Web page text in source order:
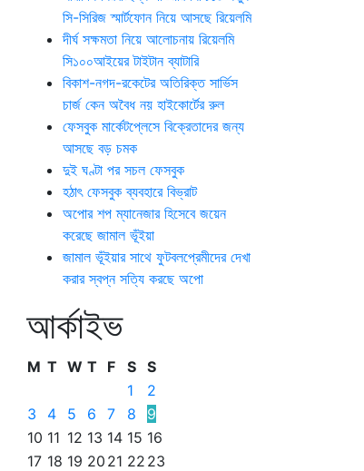
সি-সিরিজ স্মার্টফোন নিয়ে আসছে রিয়েলমি
দীর্ঘ সক্ষমতা নিয়ে আলোচনায় রিয়েলমি
সি১০০আইয়ের টাইটান ব্যাটারি
বিকাশ-নগদ-রকেটের অতিরিক্ত সার্ভিস
চার্জ কেন অবৈধ নয় হাইকোর্টের রুল
ফেসবুক মার্কেটপ্লেসে বিক্রেতাদের জন্য
আসছে বড় চমক
দুই ঘণ্টা পর সচল ফেসবুক
হঠাৎ ফেসবুক ব্যবহারে বিভ্রাট
অপোর শপ ম্যানেজার হিসেবে জয়েন
করেছে জামাল ভূঁইয়া
জামাল ভূঁইয়ার সাথে ফুটবলপ্রেমীদের দেখা
করার স্বপ্ন সত্যি করছে অপো
আর্কাইভ
M T W T F S S
1
2
3
4 5 6 7 8
9
10 11 12 13 14 15 16
17 18 19 20 21 22 23